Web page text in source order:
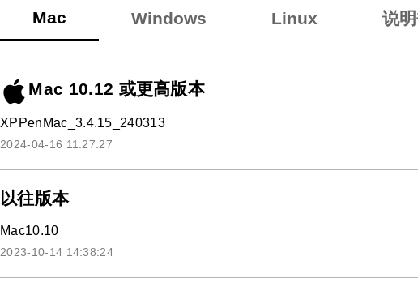
Mac Windows Linux 说
Mac 10.12 或更高版本
XPPenMac_3.4.15_240313
2024-04-16 11:27:27
以往版本
Mac10.10
2023-10-14 14:38:24